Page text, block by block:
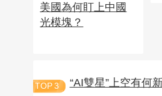
美國為何盯上中國
光模塊？
TOP 3 “AI雙星”上空有何